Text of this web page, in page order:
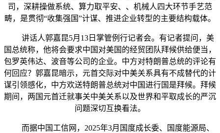
司，深耕操做系统、算力取平安、、机械人四大环节手艺范
畴，是贯彻“收集强国”计谋、推进企业转型的主要结构载体。
讲话人郭嘉昆5月13日掌管例行记者会。有记者提问，美
国总统称，他将会要求中国对美国的经贸团队拜候供给便当，
包罗英伟达、波音等公司的企业。中方对特朗普总统的评论有
何回应？郭嘉昆暗示，元首交际对中美关系具有不成替代的计
谋引领感化，中方欢送特朗普总统对中国进行国是拜候。拜候
期间，两国元首迁就事关中美关系以及世界和平取成长的严沉
问题深切互换看法。
而据中国工信网，2025年3月国度成长委、国度能源局、